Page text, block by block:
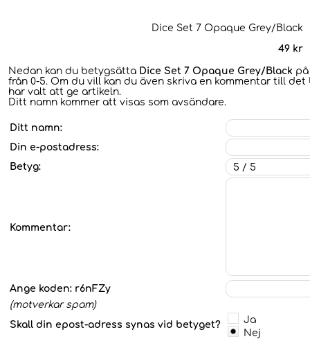
Dice Set 7 Opaque Grey/Black
49 kr
Nedan kan du betygsätta Dice Set 7 Opaque Grey/Black
från 0-5. Om du vill kan du även skriva en kommentar till det
har valt att ge artikeln.
Ditt namn kommer att visas som avsändare.
Ditt namn:
Din e-postadress:
Betyg:
Kommentar:
Ange koden: r6nFZy
(motverkar spam)
Skall din epost-adress synas vid betyget?
Ja
Nej